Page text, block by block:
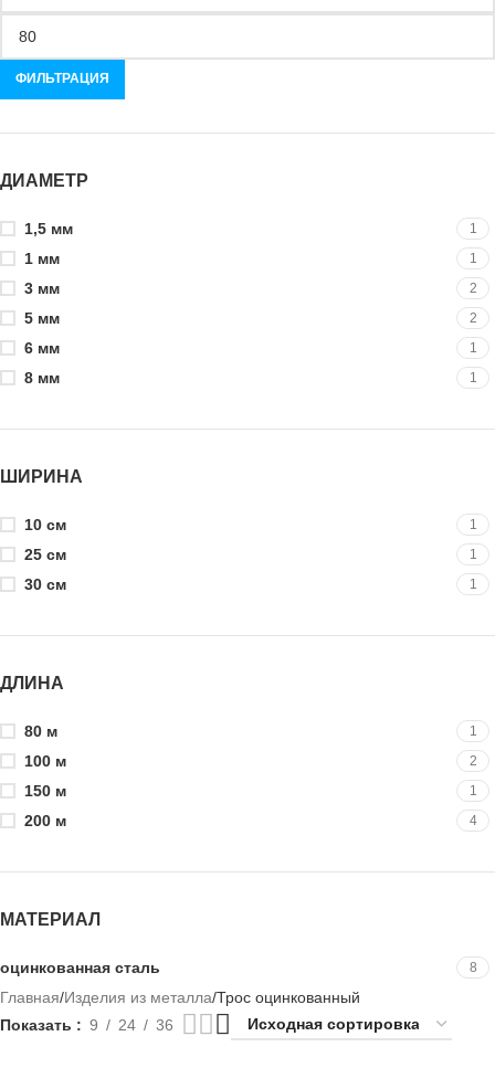
ФИЛЬТРАЦИЯ
ДИАМЕТР
1,5 мм 1
1 мм 1
3 мм 2
5 мм 2
6 мм 1
8 мм 1
ШИРИНА
10 см 1
25 см 1
30 см 1
ДЛИНА
80 м 1
100 м 2
150 м 1
200 м 4
МАТЕРИАЛ
оцинкованная сталь 8
Главная Изделия из металла Трос оцинкованный
Показать
9 24 36